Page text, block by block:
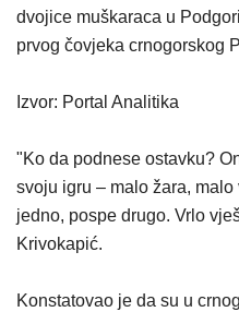
dvojice muškaraca u
prvog čovjeka crnogorskog
Izvor: Portal Analitika
"Ko da podnese ostavku?
svoju igru ​​– malo žara,
jedno, pospe drugo. Vrlo
Krivokapić.
Konstatovao je da su u